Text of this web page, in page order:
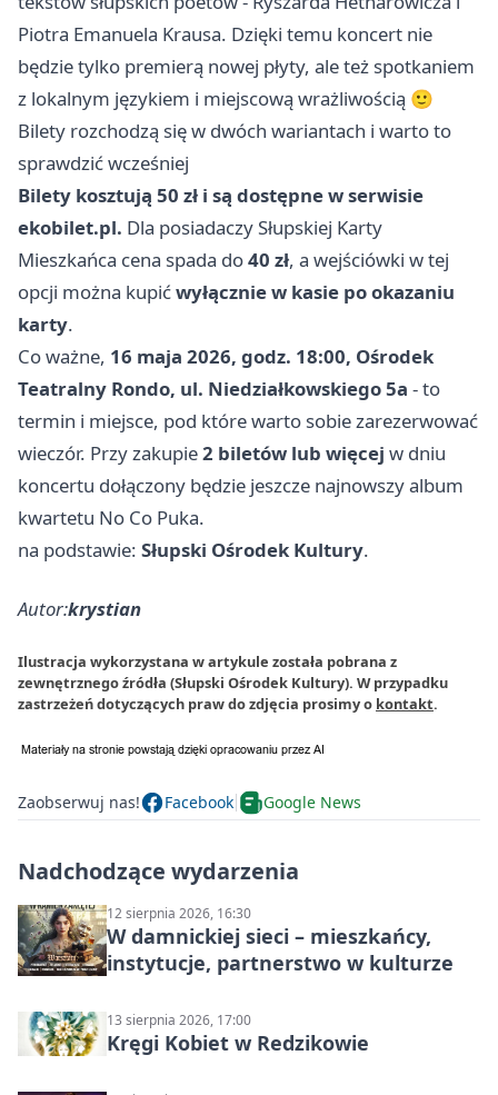
Piotra Emanuela Krausa. Dzięki temu koncert nie
będzie tylko premierą nowej płyty, ale też spotkaniem
z lokalnym językiem i miejscową wrażliwością 🙂
Bilety rozchodzą się w dwóch wariantach i warto to
sprawdzić wcześniej
Bilety kosztują 50 zł i są dostępne w serwisie
ekobilet.pl. Dla posiadaczy Słupskiej Karty
Mieszkańca cena spada do40 zł, a wejściówki w tej
opcji można kupićwyłącznie w kasie po okazaniu
karty.
Co ważne, 16 maja 2026, godz. 18:00, Ośrodek
Teatralny Rondo, ul. Niedziałkowskiego 5a - to
termin i miejsce, pod które warto sobie zarezerwować
wieczór. Przy zakupie2 biletów lub więcej w dniu
koncertu dołączony będzie jeszcze najnowszy album
kwartetu No Co Puka.
na podstawie: Słupski Ośrodek Kultury.
Autor:krystian
Ilustracja wykorzystana w artykule została pobrana z
zewnętrznego źródła (Słupski Ośrodek Kultury). W przypadku
zastrzeżeń dotyczących praw do zdjęcia prosimy o kontakt.
Zaobserwuj nas! Facebook Google News
Nadchodzące wydarzenia
12 sierpnia 2026, 16:30
W damnickiej sieci – mieszkańcy,
instytucje, partnerstwo w kulturze
13 sierpnia 2026, 17:00
Kręgi Kobiet w Redzikowie